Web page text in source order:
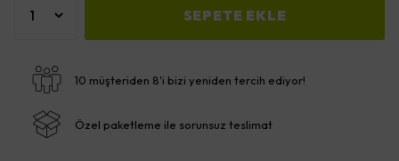
SEPETE EKLE
10 müşteriden 8'i bizi yeniden tercih ediyor!
Özel paketleme ile sorunsuz teslimat